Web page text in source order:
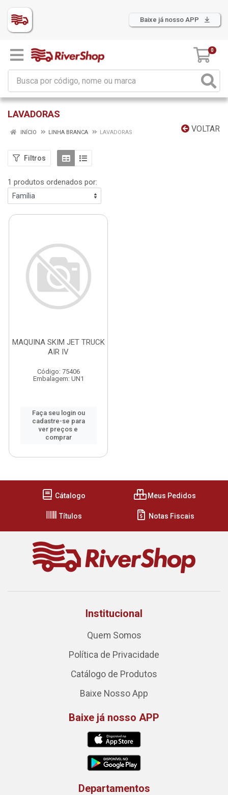
Baixe já nosso APP
0
LAVADORAS
VOLTAR
INÍCIO LINHA BRANCA LAVADORAS
Filtros
1 produtos ordenados por:
MAQUINA SKIM JET TRUCK
AIR IV
Código: 75406
Embalagem: UN1
Faça seu login ou
cadastre-se para
ver preços e
comprar
Cátalogo Meus Pedidos
Títulos Notas Fiscais
Institucional
Quem Somos
Política de Privacidade
Catálogo de Produtos
Baixe Nosso App
Baixe já nosso APP
Departamentos